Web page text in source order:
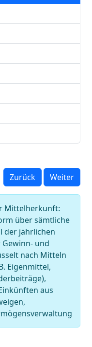
Zurück Weiter
Mittelherkunft:
über sämtliche
der jährlichen
und
nach Mitteln
Eigenmittel,
aus